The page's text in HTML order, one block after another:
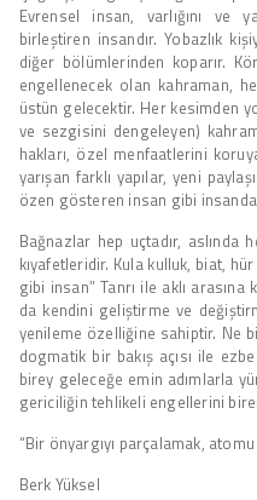
Evrensel insan, varlığını ve
birleştiren insandır. Yobazlık
diğer bölümlerinden koparır.
engellenecek olan kahraman,
üstün gelecektir. Her kesimden
ve sezgisini dengeleyen)
hakları, özel menfaatlerini
yarışan farklı yapılar, yeni
özen gösteren insan gibi
Bağnazlar hep uçtadır, aslında
kıyafetleridir. Kula kulluk, biat,
gibi insan” Tanrı ile aklı
da kendini geliştirme ve
yenileme özelliğine sahiptir. Ne
dogmatik bir bakış açısı ile
birey geleceğe emin adımlarla
gericiliğin tehlikeli engellerini
“Bir önyargıyı parçalamak,
Berk Yüksel